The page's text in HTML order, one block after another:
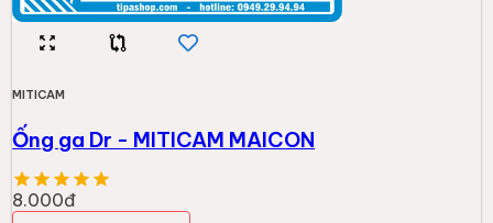
MITICAM
Ống ga Dr - MITICAM MAICON
8.000đ